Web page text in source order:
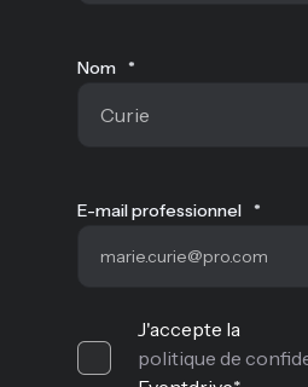
Nom *
E-mail professionnel *
J'accepte la
politique de